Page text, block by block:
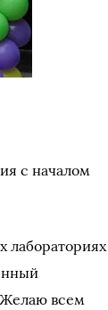
с началом
лабораториях
Желаю всем